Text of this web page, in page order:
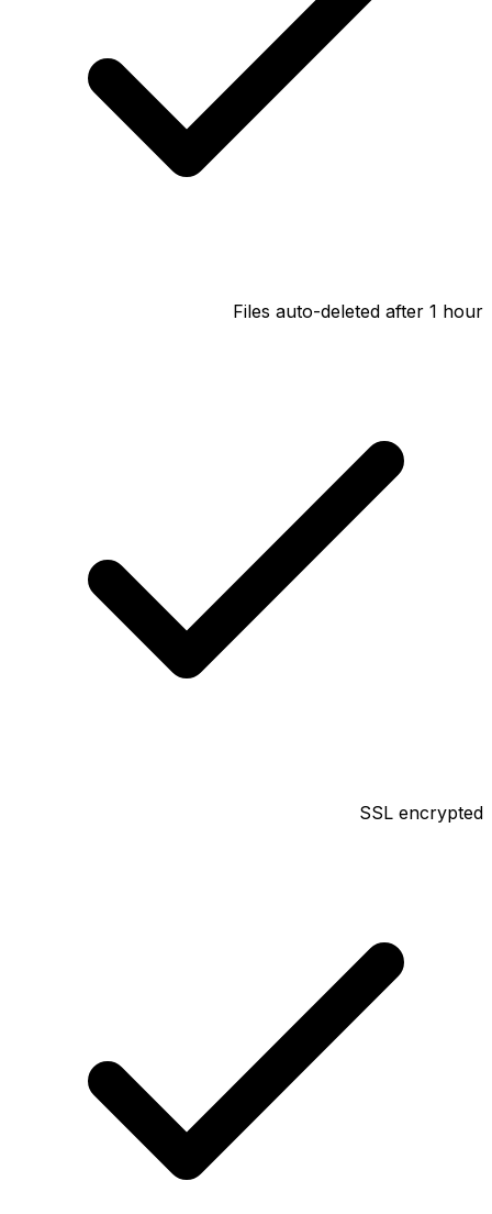
Files auto-deleted after 1 hour
SSL encrypted